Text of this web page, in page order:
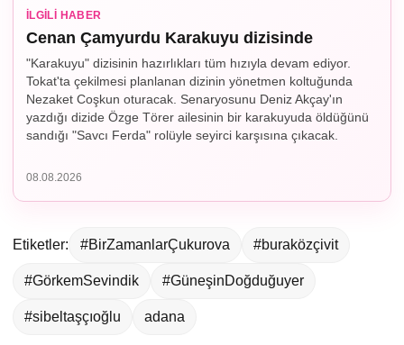
İLGILI HABER
Cenan Çamyurdu Karakuyu dizisinde
"Karakuyu" dizisinin hazırlıkları tüm hızıyla devam ediyor.
Tokat'ta çekilmesi planlanan dizinin yönetmen koltuğunda
Nezaket Coşkun oturacak. Senaryosunu Deniz Akçay'ın
yazdığı dizide Özge Törer ailesinin bir karakuyuda öldüğünü
sandığı "Savcı Ferda" rolüyle seyirci karşısına çıkacak.
08.08.2026
Etiketler: #BirZamanlarÇukurova #buraközçivit
#GörkemSevindik #GüneşinDoğduğuyer
#sibeltaşçıoğlu adana